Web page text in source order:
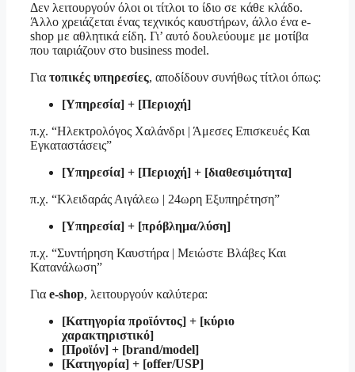
Δεν λειτουργούν όλοι οι τίτλοι το ίδιο σε κάθε κλάδο.
Άλλο χρειάζεται ένας τεχνικός καυστήρων, άλλο ένα e-
shop με αθλητικά είδη. Γι’ αυτό δουλεύουμε με μοτίβα
που ταιριάζουν στο business model.
Για τοπικές υπηρεσίες, αποδίδουν συνήθως τίτλοι όπως:
[Υπηρεσία] + [Περιοχή]
π.χ. “Ηλεκτρολόγος Χαλάνδρι | Άμεσες Επισκευές Και
Εγκαταστάσεις”
[Υπηρεσία] + [Περιοχή] + [διαθεσιμότητα]
π.χ. “Κλειδαράς Αιγάλεω | 24ωρη Εξυπηρέτηση”
[Υπηρεσία] + [πρόβλημα/λύση]
π.χ. “Συντήρηση Καυστήρα | Μειώστε Βλάβες Και
Κατανάλωση”
Για e-shop, λειτουργούν καλύτερα:
[Κατηγορία προϊόντος] + [κύριο
χαρακτηριστικό]
[Προϊόν] + [brand/model]
[Κατηγορία] + [offer/USP]